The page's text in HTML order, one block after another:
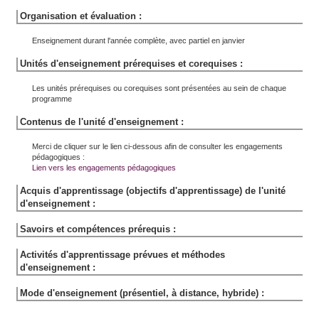
Organisation et évaluation :
Enseignement durant l'année complète, avec partiel en janvier
Unités d'enseignement prérequises et corequises :
Les unités prérequises ou corequises sont présentées au sein de chaque
programme
Contenus de l'unité d'enseignement :
Merci de cliquer sur le lien ci-dessous afin de consulter les engagements
pédagogiques :
Lien vers les engagements pédagogiques
Acquis d'apprentissage (objectifs d'apprentissage) de l'unité
d'enseignement :
Savoirs et compétences prérequis :
Activités d'apprentissage prévues et méthodes
d'enseignement :
Mode d'enseignement (présentiel, à distance, hybride) :